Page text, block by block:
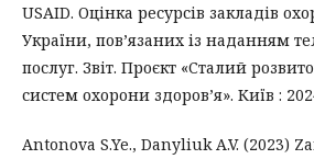
USAID. Оцінка ресурсів закладів
України, пов’язаних із наданням
послуг. Звіт. Проєкт «Сталий
систем охорони здоров’я». Київ :
Antonova S.Ye., Danyliuk A.V. (2023)